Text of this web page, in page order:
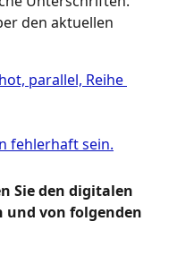
den aktuellen
Sie den digitalen
und von folgenden